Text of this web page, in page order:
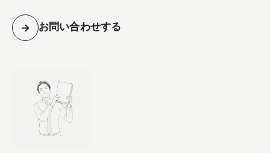
→ お問い合わせする